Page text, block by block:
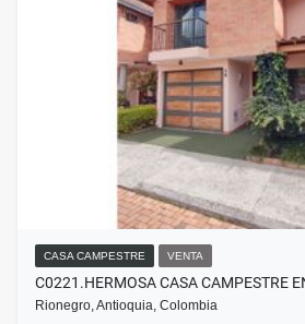
CASA CAMPESTRE VENTA
C0221.HERMOSA CASA CAMPESTRE
Rionegro, Antioquia, Colombia